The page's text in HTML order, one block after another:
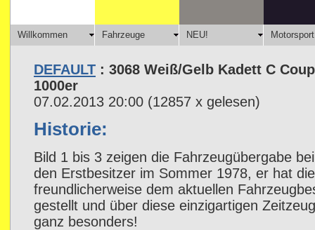
Willkommen Fahrzeuge NEU! Motorsport
DEFAULT : 3068 Weiß/Gelb Kadett C
1000er
07.02.2013 20:00 (12857 x gelesen)
Historie:
Bild 1 bis 3 zeigen die Fahrzeugübergabe
den Erstbesitzer im Sommer 1978, er hat
freundlicherweise dem aktuellen
gestellt und über diese einzigartigen
ganz besonders!